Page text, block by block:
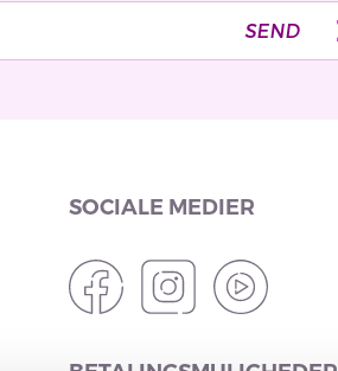
SEND
SOCIALE MEDIER